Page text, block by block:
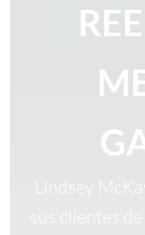
Lindsey
sus clientes